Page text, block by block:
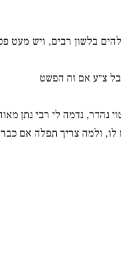
בלשון רבים, ויש מעט
צ״ע אם זה הפשט
נהדר, נדמה לי רבי נתן
ולמה צריך תפלה אם